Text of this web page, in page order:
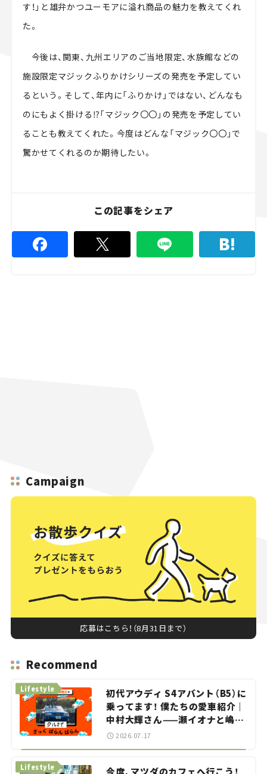
す！」と雄弁かつユーモアに溢れ商品の魅力を教えてくれ
た。
今後は、関東、九州エリアのご当地限定、水族館などの
施設限定マジックふりかけシリーズの発売を予定してい
るという。そして、年内に「ふりかけ」ではない、どんなも
のにもよく掛ける⁉「マジック〇〇」の発売を予定してい
ることも教えてくれた。今度はどんな「マジック〇〇」で
驚かせてくれるのか期待したい。
この記事をシェア
Campaign
応募はこちら！（8月31日まで）
Recommend
初代アウディ S4アバント（B5）に
乗ってます！ 僕たちの愛車紹介｜
中村大輝さん——瀬イオナと嶋田
智之の「クルマでざっくばらんば
らん！」＃20
Lifestyle
2026.07.17
今度、マツダのカフェへ行こう！
Lifestyle